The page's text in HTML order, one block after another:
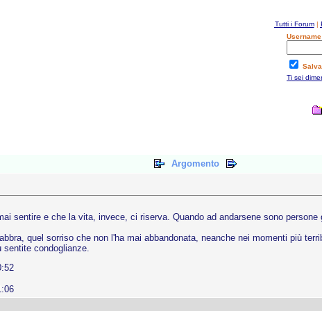
Tutti i Forum|
Ti sei
Argomento
sentire e che la vita, invece, ci riserva. Quando ad andarsene sono
quel sorriso che non l'ha mai abbandonata, neanche nei momenti più
condoglianze.